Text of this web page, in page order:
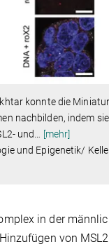
konnte die
nachbilden, indem sie
und
[mehr]
und Epigenetik/
in der
von